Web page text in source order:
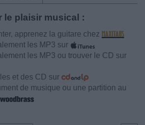
le plaisir musical :
apprenez la guitare chez
les MP3 sur
les MP3 ou trouver le CD sur
et des CD sur
de musique ou une partition au